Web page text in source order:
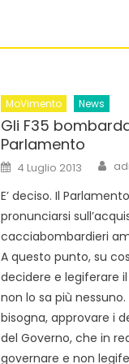
MoVimento News
Gli F35
Parlamento
Posted
on
4 Luglio 2013
E’ deciso. Il
pronunciarsi
cacciabombardieri
A questo punto, su
decidere e legiferare
non lo sa più nessuno.
bisogna, approvare i
del Governo, che in
governare e non